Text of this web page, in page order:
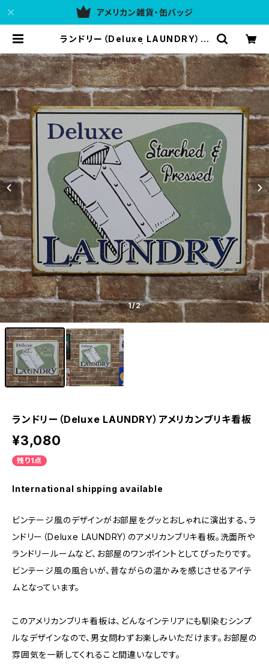
アメリカン雑貨・缶バッジ
ランドリー（Deluxe LAUNDRY）ア
437ULG
1/2
ランドリー（Deluxe LAUNDRY）アメリカンブリキ看板
¥3,080
残り1点
International shipping available
ビンテージ風のデザインがお部屋をグッとおしゃれに演出する、ラ
ンドリー（Deluxe LAUNDRY）のアメリカンブリキ看板。洗面所や
ランドリールームなど、お部屋のワンポイントとしてぴったりです。
ビンテージ風の風合いが、昔ながらの温かみを感じさせるアイテ
ムとなっています。
このアメリカンブリキ看板は、どんなインテリアにも馴染むシンプ
ルなデザインなので、男女問わずお楽しみいただけます。お部屋の
雰囲気を一新してくれること間違いなしです。